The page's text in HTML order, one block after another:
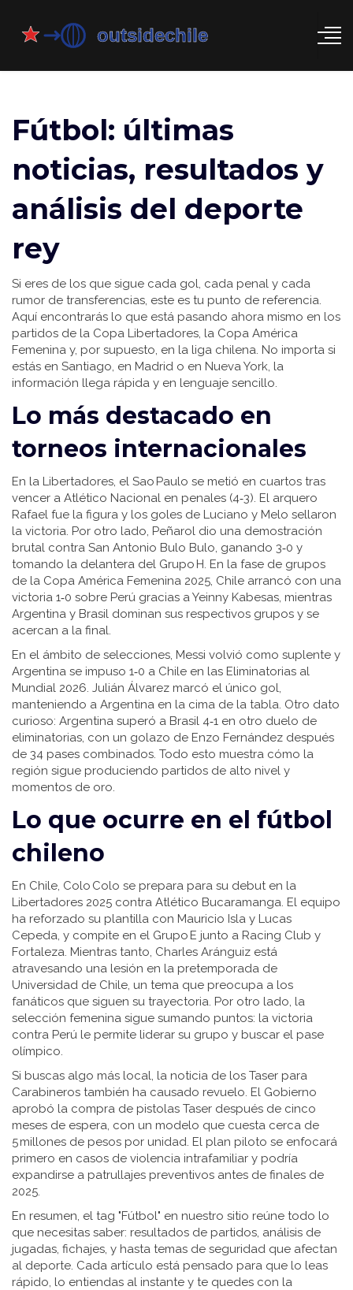
Fútbol: últimas
noticias, resultados y
análisis del deporte
rey
Si eres de los que sigue cada gol, cada penal y cada
rumor de transferencias, este es tu punto de referencia.
Aquí encontrarás lo que está pasando ahora mismo en los
partidos de la Copa Libertadores, la Copa América
Femenina y, por supuesto, en la liga chilena. No importa si
estás en Santiago, en Madrid o en Nueva York, la
información llega rápida y en lenguaje sencillo.
Lo más destacado en
torneos internacionales
En la Libertadores, el Sao Paulo se metió en cuartos tras
vencer a Atlético Nacional en penales (4‑3). El arquero
Rafael fue la figura y los goles de Luciano y Melo sellaron
la victoria. Por otro lado, Peñarol dio una demostración
brutal contra San Antonio Bulo Bulo, ganando 3‑0 y
tomando la delantera del Grupo H. En la fase de grupos
de la Copa América Femenina 2025, Chile arrancó con una
victoria 1‑0 sobre Perú gracias a Yeinny Kabesas, mientras
Argentina y Brasil dominan sus respectivos grupos y se
acercan a la final.
En el ámbito de selecciones, Messi volvió como suplente y
Argentina se impuso 1‑0 a Chile en las Eliminatorias al
Mundial 2026. Julián Álvarez marcó el único gol,
manteniendo a Argentina en la cima de la tabla. Otro dato
curioso: Argentina superó a Brasil 4‑1 en otro duelo de
eliminatorias, con un golazo de Enzo Fernández después
de 34 pases combinados. Todo esto muestra cómo la
región sigue produciendo partidos de alto nivel y
momentos de oro.
Lo que ocurre en el fútbol
chileno
En Chile, Colo Colo se prepara para su debut en la
Libertadores 2025 contra Atlético Bucaramanga. El equipo
ha reforzado su plantilla con Mauricio Isla y Lucas
Cepeda, y compite en el Grupo E junto a Racing Club y
Fortaleza. Mientras tanto, Charles Aránguiz está
atravesando una lesión en la pretemporada de
Universidad de Chile, un tema que preocupa a los
fanáticos que siguen su trayectoria. Por otro lado, la
selección femenina sigue sumando puntos: la victoria
contra Perú le permite liderar su grupo y buscar el pase
olímpico.
Si buscas algo más local, la noticia de los Taser para
Carabineros también ha causado revuelo. El Gobierno
aprobó la compra de pistolas Taser después de cinco
meses de espera, con un modelo que cuesta cerca de
5 millones de pesos por unidad. El plan piloto se enfocará
primero en casos de violencia intrafamiliar y podría
expandirse a patrullajes preventivos antes de finales de
2025.
En resumen, el tag "Fútbol" en nuestro sitio reúne todo lo
que necesitas saber: resultados de partidos, análisis de
jugadas, fichajes, y hasta temas de seguridad que afectan
al deporte. Cada artículo está pensado para que lo leas
rápido, lo entiendas al instante y te quedes con la